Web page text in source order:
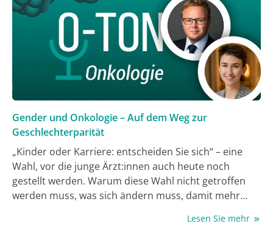
Gender und Onkologie – Auf dem Weg zur
Geschlechterparität
„Kinder oder Karriere: entscheiden Sie sich“ – eine
Wahl, vor die junge Ärzt:innen auch heute noch
gestellt werden. Warum diese Wahl nicht getroffen
werden muss, was sich ändern muss, damit mehr
die AIO-Arbeitsgruppe Frauen- und Familienförderung
Lesen Sie mehr